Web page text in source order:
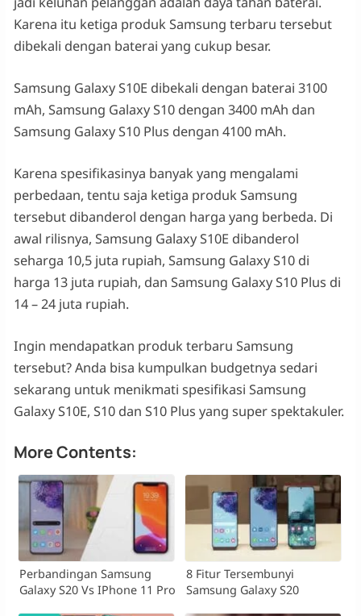
Karena itu ketiga produk Samsung terbaru tersebut
dibekali dengan baterai yang cukup besar.
Samsung Galaxy S10E dibekali dengan baterai 3100
mAh, Samsung Galaxy S10 dengan 3400 mAh dan
Samsung Galaxy S10 Plus dengan 4100 mAh.
Karena spesifikasinya banyak yang mengalami
perbedaan, tentu saja ketiga produk Samsung
tersebut dibanderol dengan harga yang berbeda. Di
awal rilisnya, Samsung Galaxy S10E dibanderol
seharga 10,5 juta rupiah, Samsung Galaxy S10 di
harga 13 juta rupiah, dan Samsung Galaxy S10 Plus di
14 – 24 juta rupiah.
Ingin mendapatkan produk terbaru Samsung
tersebut? Anda bisa kumpulkan budgetnya sedari
sekarang untuk menikmati spesifikasi Samsung
Galaxy S10E, S10 dan S10 Plus yang super spektakuler.
More Contents:
Perbandingan Samsung
Galaxy S20 Vs IPhone 11 Pro
8 Fitur Tersembunyi
Samsung Galaxy S20